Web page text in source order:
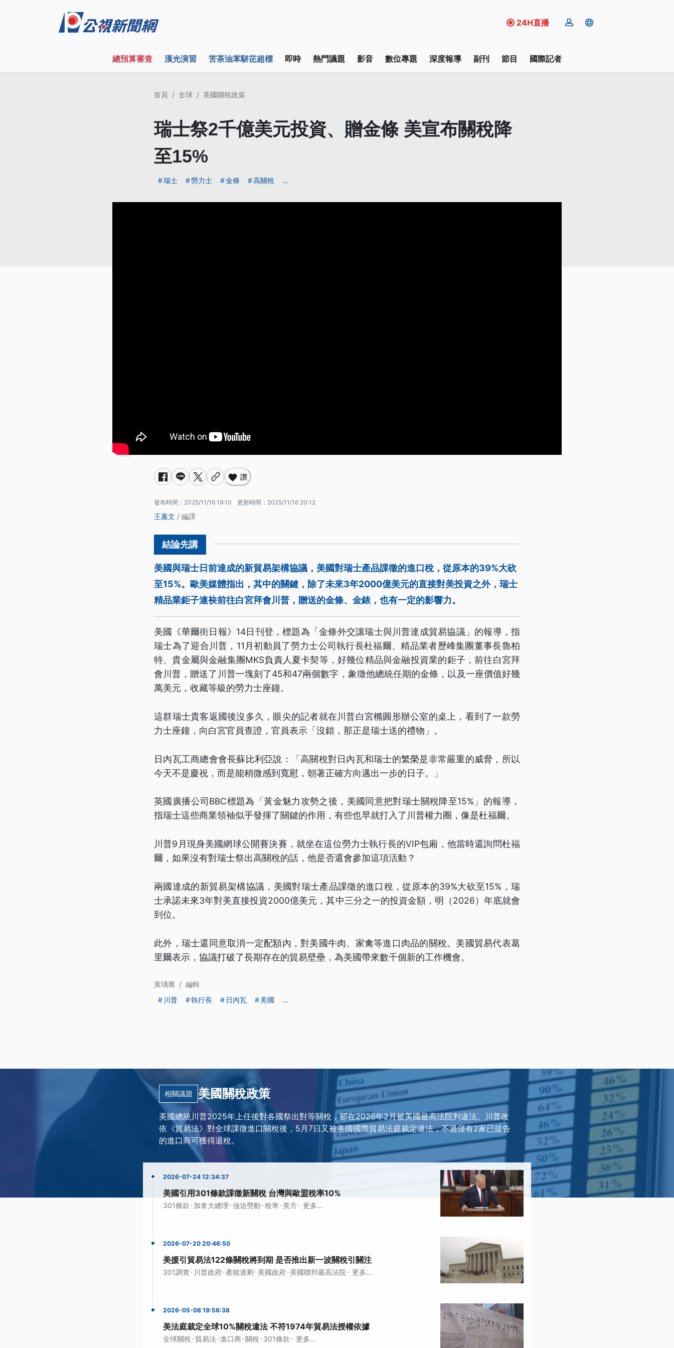
24H直播
總預算審查 漢光演習 苦茶油苯駢芘超標 即時 熱門議題 影音 數位專題 深度報導 副刊 節目 國際記者
首頁 全球 美國關稅政策
瑞士祭2千億美元投資、贈金條 美宣布關稅降
至15%
瑞士 勞力士 金條 高關稅 ...
讚
發布時間： 2025/11/16 19:10 更新時間： 2025/11/16 20:12
王蕙文 / 編譯
美國與瑞士日前達成的新貿易架構協議，美國對瑞士產品課徵的進口稅，從原本的39%大砍
至15%。歐美媒體指出，其中的關鍵，除了未來3年2000億美元的直接對美投資之外，瑞士
精品業鉅子連袂前往白宮拜會川普，贈送的金條、金錶，也有一定的影響力。
美國《華爾街日報》14日刊登，標題為「金條外交讓瑞士與川普達成貿易協議」的報導，指
瑞士為了迎合川普，11月初動員了勞力士公司執行長杜福爾、精品業者歷峰集團董事長魯柏
特、貴金屬與金融集團MKS負責人夏卡契等，好幾位精品與金融投資業的鉅子，前往白宮拜
會川普，贈送了川普一塊刻了45和47兩個數字，象徵他總統任期的金條，以及一座價值好幾
萬美元，收藏等級的勞力士座鐘。
這群瑞士貴客返國後沒多久，眼尖的記者就在川普白宮橢圓形辦公室的桌上，看到了一款勞
力士座鐘，向白宮官員查證，官員表示「沒錯，那正是瑞士送的禮物」。
日內瓦工商總會會長蘇比利亞說：「高關稅對日內瓦和瑞士的繁榮是非常嚴重的威脅，所以
今天不是慶祝，而是能稍微感到寬慰，朝著正確方向邁出一步的日子。」
英國廣播公司BBC標題為「黃金魅力攻勢之後，美國同意把對瑞士關稅降至15%」的報導，
指瑞士這些商業領袖似乎發揮了關鍵的作用，有些也早就打入了川普權力圈，像是杜福爾。
川普9月現身美國網球公開賽決賽，就坐在這位勞力士執行長的VIP包廂，他當時還詢問杜福
爾，如果沒有對瑞士祭出高關稅的話，他是否還會參加這項活動？
兩國達成的新貿易架構協議，美國對瑞士產品課徵的進口稅，從原本的39%大砍至15%，瑞
士承諾未來3年對美直接投資2000億美元，其中三分之一的投資金額，明（2026）年底就會
到位。
此外，瑞士還同意取消一定配額內，對美國牛肉、家禽等進口肉品的關稅。美國貿易代表葛
里爾表示，協議打破了長期存在的貿易壁壘，為美國帶來數千個新的工作機會。
黃瑀喬 / 編輯
川普
執行長 日內瓦 美國 ...
相關議題 美國關稅政策
美國總統川普2025年上任後對各國祭出對等關稅，卻在2026年2月被美國最高法院判違法。川普改
依《貿易法》對全球課徵進口關稅後，5月7日又被美國國際貿易法庭裁定違法，不過僅有2家已提告
的進口商可獲得退稅。
2026-07-24 12:34:37
美國引用301條款課徵新關稅 台灣與歐盟稅率10%
301條款 · 加拿大總理 ·強迫勞動 ·稅率· 美方· 更多...
2026-07-20 20:46:50
美援引貿易法122條關稅將到期 是否推出新一波關稅引關注
301調查 · 川普政府· 產能過剩 · 美國政府· 美國聯邦最高法院 · 更多...
2026-05-08 19:56:38
美法庭裁定全球10%關稅違法 不符1974年貿易法授權依據
全球關稅 · 貿易法·進口商·關稅 · 301條款 · 更多...